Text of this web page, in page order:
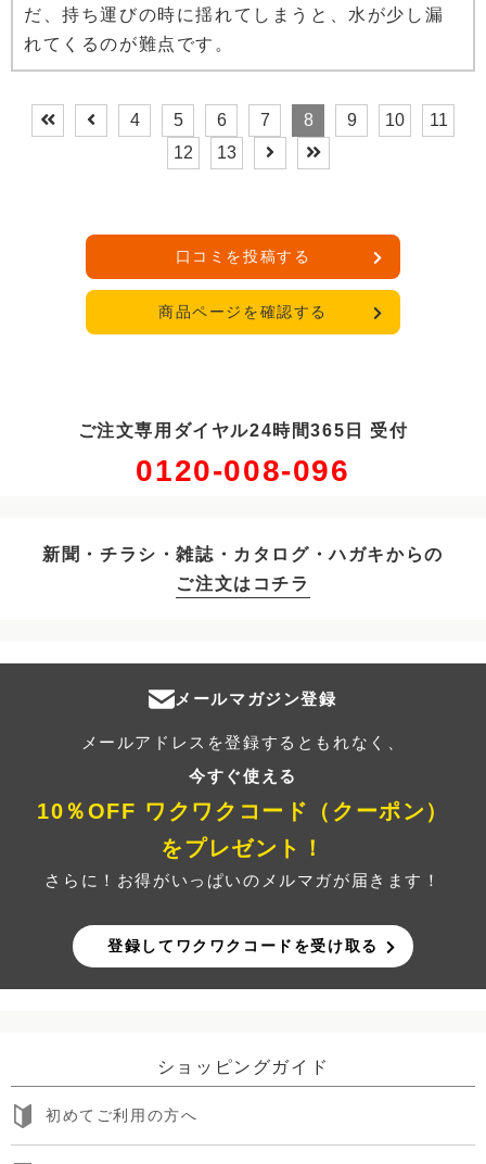
だ、持ち運びの時に揺れてしまうと、水が少し漏
れてくるのが難点です。
4 5 6 7 8 9 10
11
12
13
口コミを投稿する
商品ページを確認する
ご注文専用ダイヤル24時間365日 受付
0120-008-096
新聞・チラシ・雑誌・カタログ・ハガキからの
ご注文はコチラ
メールマガジン登録
メールアドレスを登録するともれなく、
今すぐ使える
10％OFF ワクワクコード（クーポン）
をプレゼント！
さらに！お得がいっぱいのメルマガが届きます！
登録してワクワクコードを受け取る
ショッピングガイド
初めてご利用の方へ